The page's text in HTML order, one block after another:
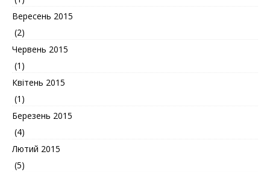
Вересень 2015
(2)
Червень 2015
(1)
Квітень 2015
(1)
Березень 2015
(4)
Лютий 2015
(5)